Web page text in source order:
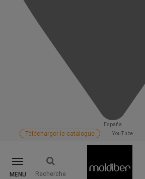
España
YouTube
Télécharger le catalogue
MENU Recherche